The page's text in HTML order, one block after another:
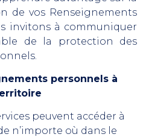
de vos Renseignements
invitons à communiquer
de la protection des
personnels à
peuvent accéder à
n’importe où dans le